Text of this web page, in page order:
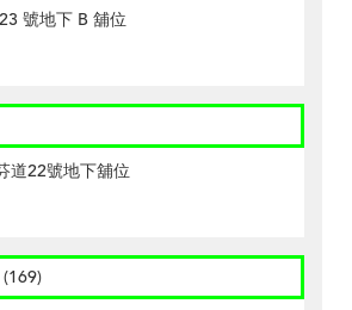
號地下 B 舖位
道22號地下舖位